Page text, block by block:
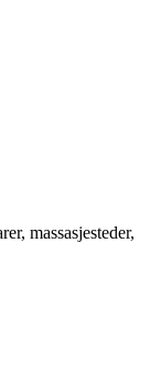
massasjesteder,